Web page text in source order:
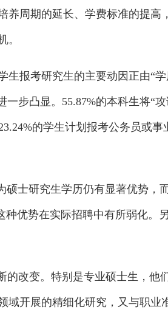
养周期的延长、学费标准的提高
。
报考研究生的主要动因正由“学
步凸显。55.87%的本科生将“
的学生计划报考公务员或事
士研究生学历仍有显著优势，
优势在实际招聘中有所弱化。
改变。特别是专业硕士生，他
域开展的精细化研究，又与职业